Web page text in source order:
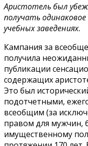
Аристотель был
получать
учебных заведениях.
Кампания за
получила
публикации
содержащих
Это был
подотчетными,
всеобщим (за
правом для мужчин,
имущественному